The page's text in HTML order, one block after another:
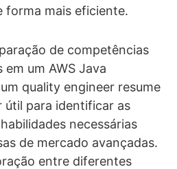
forma mais eficiente.
de competências
um AWS Java
quality engineer resume
útil para identificar as
necessárias
de mercado avançadas.
entre diferentes